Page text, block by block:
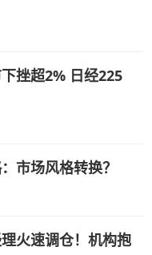
挫超2% 日经225
市场风格转换？
火速调仓！机构抱